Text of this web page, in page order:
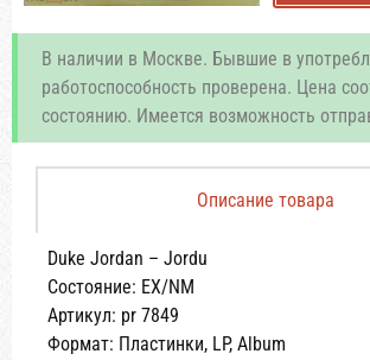
В наличии в Москве. Бывшие в
работоспособность проверена. Цена
состоянию. Имеется возможность
Описание товара
Duke Jordan – Jordu
Состояние: EX/NM
Артикул: pr 7849
Формат: Пластинки, LP, Album